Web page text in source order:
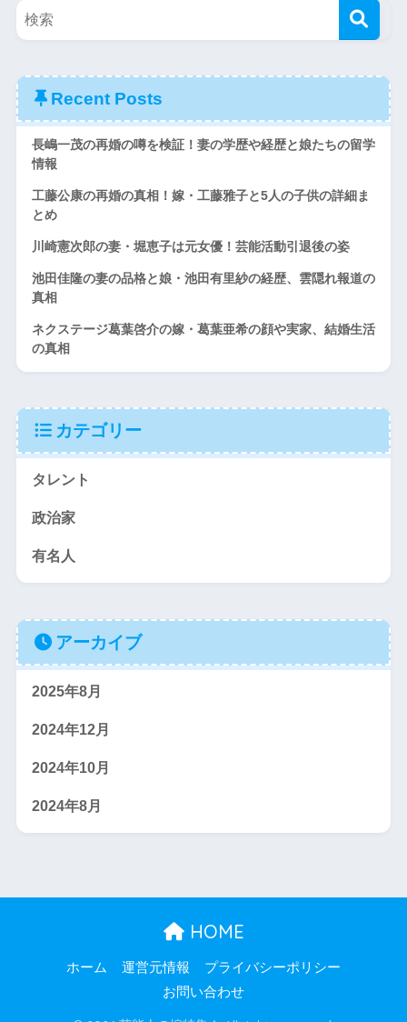
Recent Posts
長嶋一茂の再婚の噂を検証！妻の学歴や経歴と娘たちの留学
情報
工藤公康の再婚の真相！嫁・工藤雅子と5人の子供の詳細ま
とめ
川崎憲次郎の妻・堀恵子は元女優！芸能活動引退後の姿
池田佳隆の妻の品格と娘・池田有里紗の経歴、雲隠れ報道の
真相
ネクステージ葛葉啓介の嫁・葛葉亜希の顔や実家、結婚生活
の真相
カテゴリー
タレント
政治家
有名人
アーカイブ
2025年8月
2024年12月
2024年10月
2024年8月
HOME
ホーム 運営元情報
プライバシーポリシー
お問い合わせ